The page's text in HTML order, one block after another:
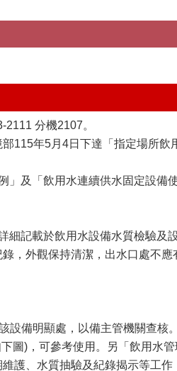
分機2107。
115年5月4日下達「指定場所飲
」及「飲用水連續供水固定設備
細記載於飲用水設備水質檢驗及
，外觀保持清潔，出水口處不應
設備明顯處，以備主管機關查核。
圖)，可參考使用。另「飲用水
護、水質抽驗及紀錄揭示等工